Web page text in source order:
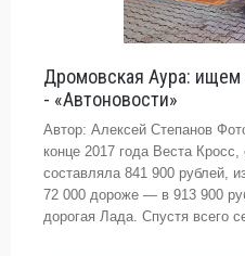
Дромовская Аура: ищем
- «Автоновости»
Автор: Алексей Степанов
конце 2017 года Веста
составляла 841 900 рублей,
72 000 дороже — в 913 900
дорогая Лада. Спустя всего